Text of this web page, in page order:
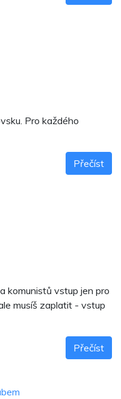
Pro každého
Přečíst
komunistů vstup jen pro
musíš zaplatit - vstup
Přečíst